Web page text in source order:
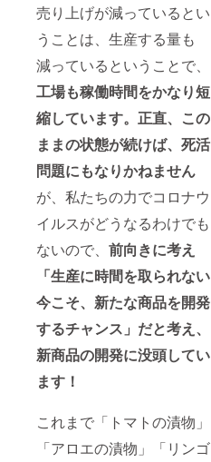
売り上げが減っているとい
うことは、生産する量も
減っているということで、
工場も稼働時間をかなり短
縮しています。正直、この
ままの状態が続けば、死活
問題にもなりかねません
が、私たちの力でコロナウ
イルスがどうなるわけでも
ないので、 前向きに考え
「生産に時間を取られない
今こそ、新たな商品を開発
するチャンス」だと考え、
新商品の開発に没頭してい
ます！
これまで「トマトの漬物」
「アロエの漬物」「リンゴ